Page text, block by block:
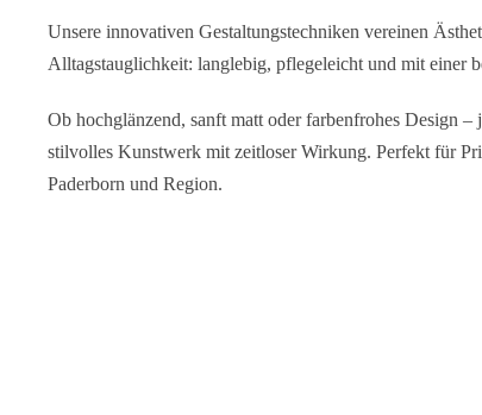
Unsere innovativen Gestaltungstechniken vereinen
Alltagstauglichkeit: langlebig, pflegeleicht und mit einer
Ob hochglänzend, sanft matt oder farbenfrohes Design
stilvolles Kunstwerk mit zeitloser Wirkung. Perfekt für
Paderborn und Region.